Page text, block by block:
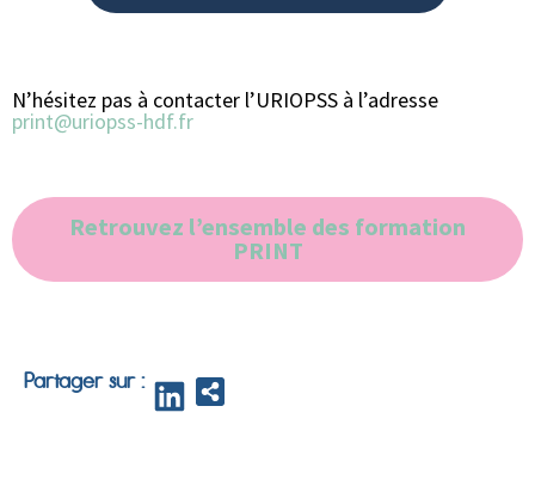
N’hésitez pas à contacter l’URIOPSS à l’adresse
print@uriopss-hdf.fr
Retrouvez l’ensemble des formation
PRINT
Partager sur :